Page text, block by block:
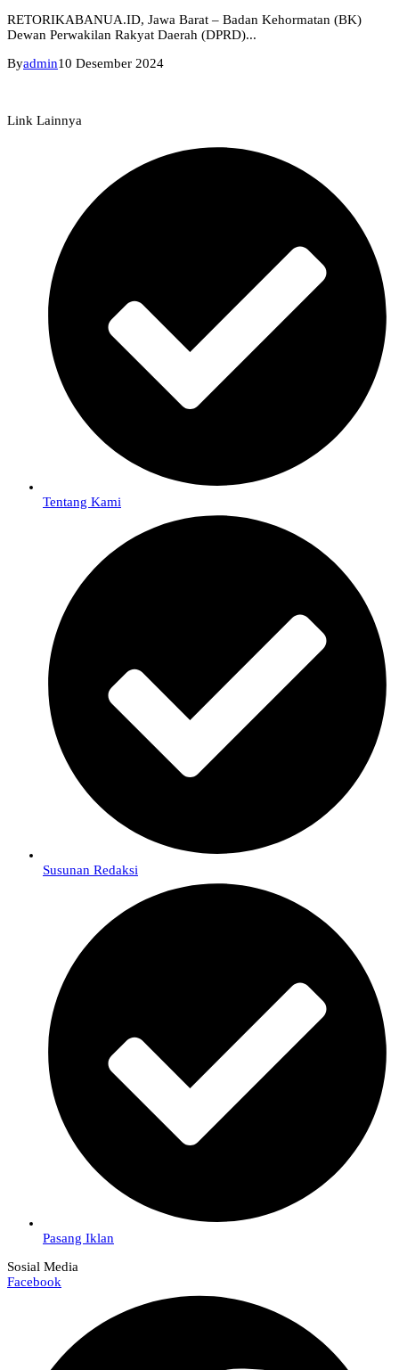
RETORIKABANUA.ID, Jawa Barat – Badan Kehormatan (BK)
Dewan Perwakilan Rakyat Daerah (DPRD)...
Byadmin10 Desember 2024
Link Lainnya
Tentang Kami
Susunan Redaksi
Pasang Iklan
Sosial Media
Facebook